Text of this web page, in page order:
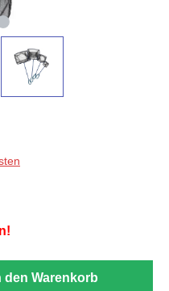
den Warenkorb